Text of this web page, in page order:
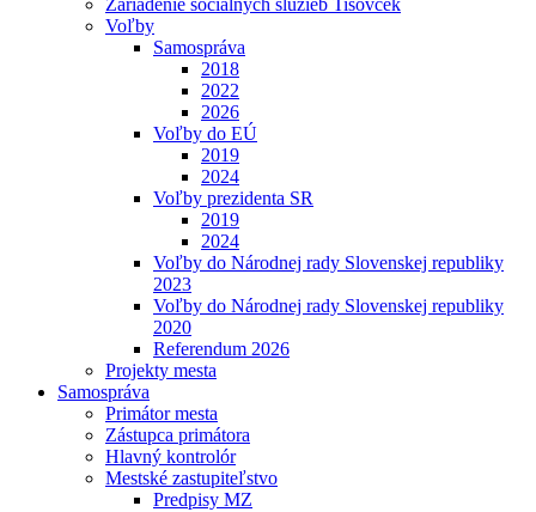
Zariadenie sociálnych služieb Tisovček
Voľby
Samospráva
2018
2022
2026
Voľby do EÚ
2019
2024
Voľby prezidenta SR
2019
2024
Voľby do Národnej rady Slovenskej republiky
2023
Voľby do Národnej rady Slovenskej republiky
2020
Referendum 2026
Projekty mesta
Samospráva
Primátor mesta
Zástupca primátora
Hlavný kontrolór
Mestské zastupiteľstvo
Predpisy MZ